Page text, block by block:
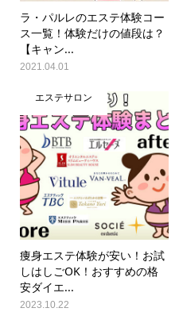
ラ・パルレのエステ体験コー
ス一覧！体験だけの値段は？
【キャン...
2021.04.01
エステサロン
痩身エステ体験が安い！お試
しはしごOK！おすすめの格
安ダイエ...
2023.10.22